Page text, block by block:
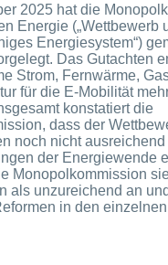
2025 hat die
Energie („Wettbewerb
Energiesystem“)
Das Gutachten
Strom, Fernwärme,
für die E-Mobilität
konstatiert die
dass der
noch nicht
der Energiewende
Monopolkommission
als unzureichend an
in den